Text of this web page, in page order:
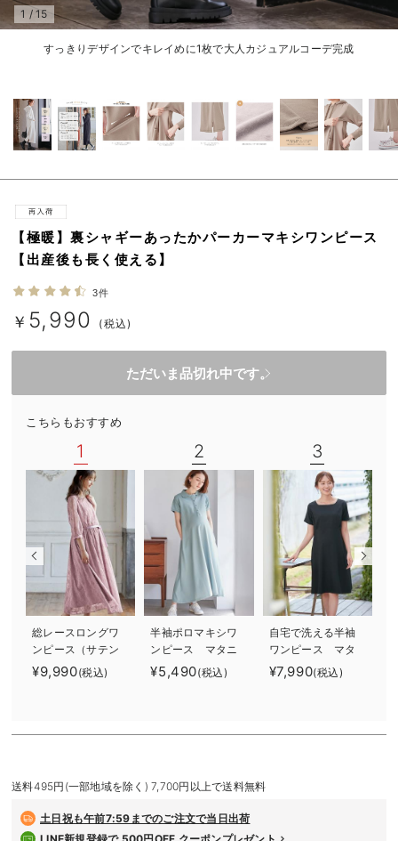
快適機能ウェア特集 パジャマ
erbaviva（エルバビーバ）
ハレの日に着るANGELIEBEのセレモニー
買って正解！高評価レビューアイテム
便利な育児家電
Gift Selection 出産祝い
入院準備の持ち物チェック
お部屋映えアイテム
すっきりデザインでキレイめに1枚で大人カジュアルコーデ完成
1 /15
【極暖】裏シャギーあったかパーカーマキシワンピース
【出産後も長く使える】
3件
￥ 5,990 (税込)
ただいま品切れ中です。
こちらもおすすめ
1
総レースロングワ
ンピース（サテン
リボンベルト
付） マタニテ
¥9,990(税込)
2
半袖ポロマキシワ
ンピース マタニ
ティ・授乳服【出
産後も長く使え
¥5,490(税込)
3
自宅で洗える半袖
ワンピース マタ
ニティ・授乳服
【出産後も長く使
¥7,990(税込)
送料495円(一部地域を除く) 7,700円以上で送料無料
土日祝も午前7:59までのご注文で当日出荷